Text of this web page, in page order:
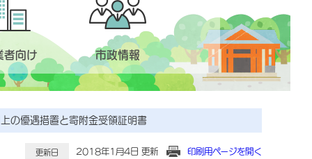
者向け 市政情報
の優遇措置と寄附金受領証明書
更新日 2018年1月4日 更新 印刷用ページを開く